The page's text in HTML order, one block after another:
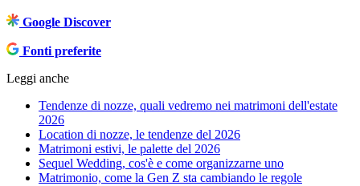
Google Discover
Fonti preferite
Leggi anche
Tendenze di nozze, quali vedremo nei matrimoni dell'estate
2026
Location di nozze, le tendenze del 2026
Matrimoni estivi, le palette del 2026
Sequel Wedding, cos'è e come organizzarne uno
Matrimonio, come la Gen Z sta cambiando le regole